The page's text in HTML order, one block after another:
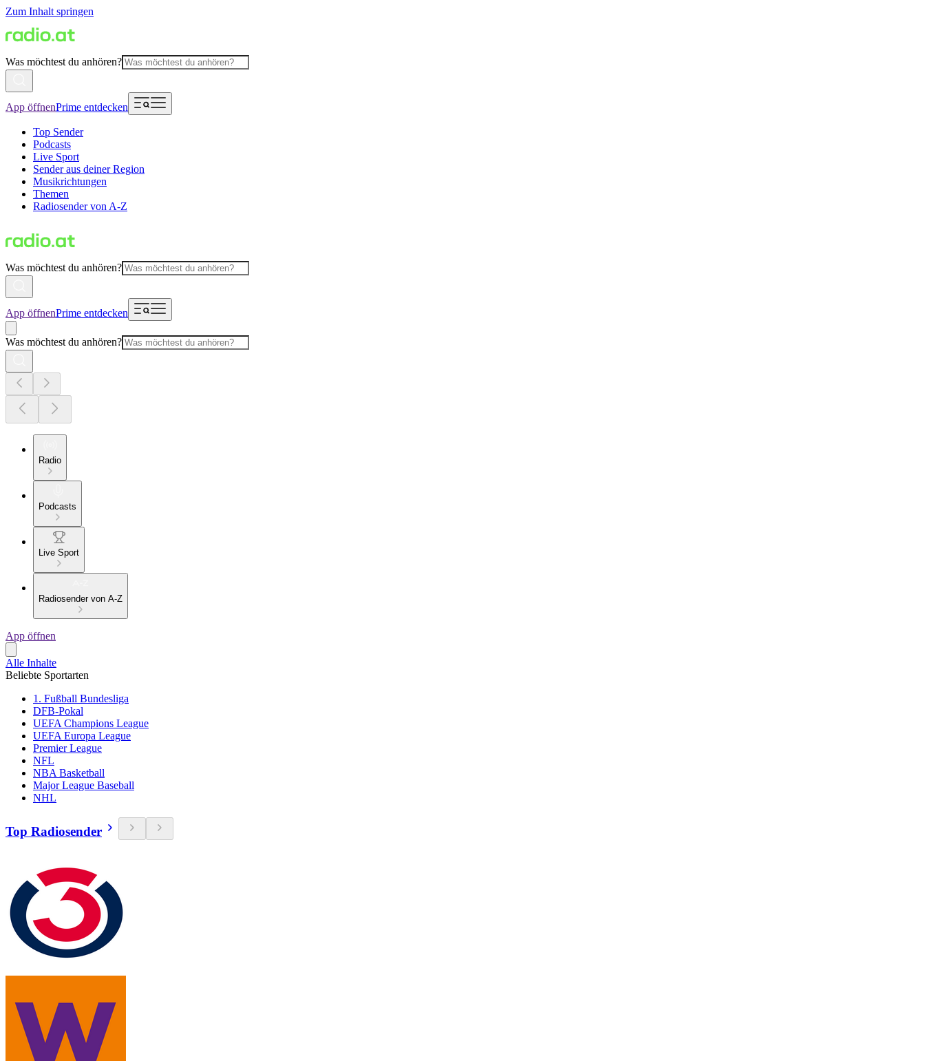
Zum Inhalt springen
Was möchtest du anhören?
App öffnenPrime entdecken
Top Sender
Podcasts
Live Sport
Sender aus deiner Region
Musikrichtungen
Themen
Radiosender von A-Z
Was möchtest du anhören?
App öffnenPrime entdecken
Was möchtest du anhören?
Radio
Podcasts
Live Sport
Radiosender von A-Z
App öffnen
Alle Inhalte
Beliebte Sportarten
1. Fußball Bundesliga
DFB-Pokal
UEFA Champions League
UEFA Europa League
Premier League
NFL
NBA Basketball
Major League Baseball
NHL
Top Radiosender